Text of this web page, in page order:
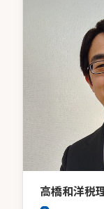
高橋和洋税